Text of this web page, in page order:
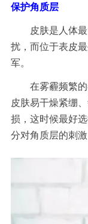
保护角质层
皮肤是人体最
扰，而位于表皮
军。
在雾霾频繁的
皮肤易干燥紧绷
损，这时候最好
分对角质层的刺